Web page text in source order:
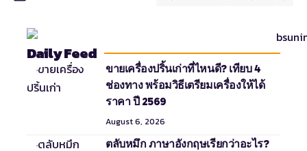
Daily Feed
ขายเครื่องปริ้นเก่าที่ไหนดี? เทียบ 4
ช่องทาง พร้อมวิธีเตรียมเครื่องให้ได้
ราคา ปี 2569
August 6, 2026
ตลับหมึก ภาษาอังกฤษเรียกว่าอะไร?